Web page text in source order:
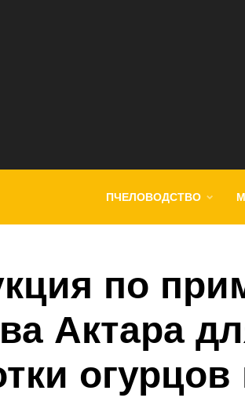
ПЧЕЛОВОДСТВО
по
Актара